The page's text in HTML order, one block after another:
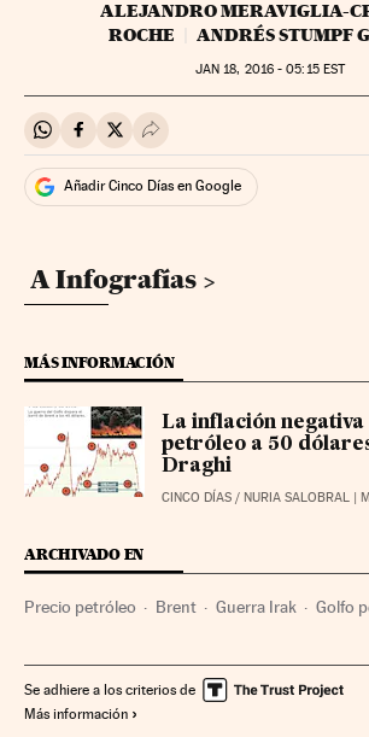
ALEJANDRO MERAVIGLIA-
ROCHE
ANDRÉS STUMPF
JAN 18, 2016 - 05:15EST
Compartir en Whatsapp
Compartir en Facebook
Compartir en Twitter
Desplegar Redes Sociales
Añadir Cinco Días en Google
A Infografías
MÁS INFORMACIÓN
La inflación negativa
petróleo a 50
Draghi
CINCO DÍAS / NURIA SALOBRAL |
ARCHIVADO EN
Precio petróleo Brent Guerra Irak Golfo
Conflicto Suníes y Chiíes Terrorismo islamista
Combustibles fósiles
Se adhiere a los criterios de
Más información